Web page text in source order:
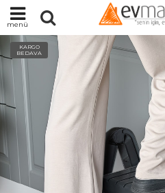
menü
KARGO
BEDAVA